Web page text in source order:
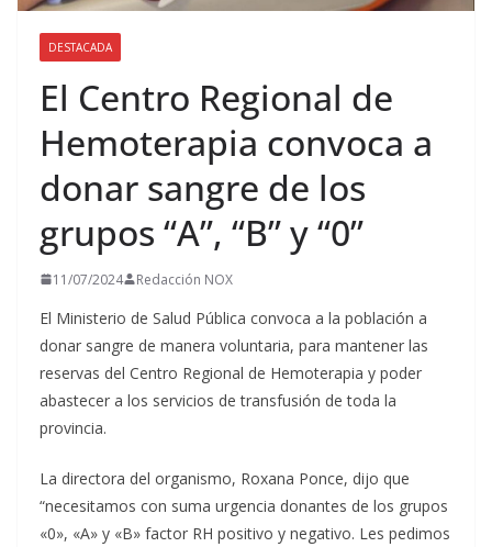
DESTACADA
El Centro Regional de
Hemoterapia convoca a
donar sangre de los
grupos “A”, “B” y “0”
11/07/2024 Redacción NOX
El Ministerio de Salud Pública convoca a la población a
donar sangre de manera voluntaria, para mantener las
reservas del Centro Regional de Hemoterapia y poder
abastecer a los servicios de transfusión de toda la
provincia.
La directora del organismo, Roxana Ponce, dijo que
“necesitamos con suma urgencia donantes de los grupos
«0», «A» y «B» factor RH positivo y negativo. Les pedimos